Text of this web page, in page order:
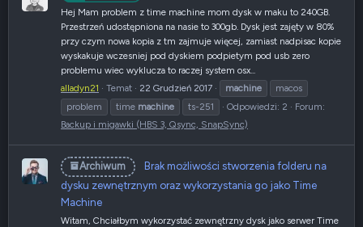
Hej Mam problem z time machine mom dysk w maku to 240GB.
Przestrzeń udostępniona na nasie to 300gb. Dysk jest zajęty w 80%
przy czym nowa kopia z tm zajmuje więcej, zamiast nadpisac kopie
wyskakuje wczesniej pod dyskiem podpietym pod usb zero
problemu wiec wyklucza to raczej system osx...
alladyn21
Temat 22 Grudzień 2017 machine
macos
problem
time machine ts-251 Odpowiedzi: 2
Forum:
Backup i migawki (HBS 3, Qsync, SnapSync)
Archiwum
Brak możliwości stworzenia folderu na
dysku zewnętrznym oraz wykorzystania go jako Time
Machine
Witam, Chciałbym wykorzystać zewnętrzny dysk jako serwer Time